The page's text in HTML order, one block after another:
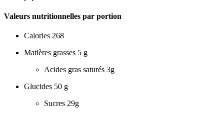
Valeurs nutritionnelles par portion
Calories 268
Matières grasses 5 g
Acides gras saturés 3g
Glucides 50 g
Sucres 29g